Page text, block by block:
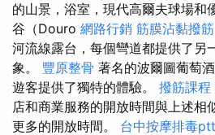
的山景，浴室，現代高爾夫球場和
谷（Douro 網路行銷 筋膜沾黏撥筋
河流線露台，每個彎道都提供了另​​
象。 豐原整骨 著名的波爾圖葡萄
遊客提供了獨特的體驗。 撥筋課程
店和商業服務的開放時間與上述相
更多的開放時間。 台中按摩排毒ptt